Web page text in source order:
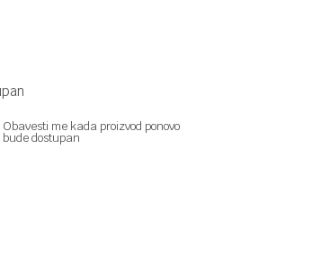
Obavesti me kada proizvod ponovo
bude dostupan